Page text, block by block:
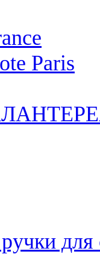
Paris
для